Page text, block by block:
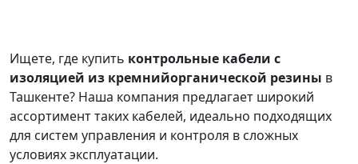
Ищете, где купить контрольные кабели с
изоляцией из кремнийорганической резины в
Ташкенте? Наша компания предлагает широкий
ассортимент таких кабелей, идеально подходящих
для систем управления и контроля в сложных
условиях эксплуатации.